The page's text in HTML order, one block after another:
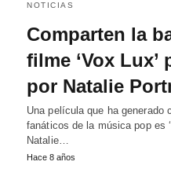
NOTICIAS
Comparten la
filme ‘Vox
por Natalie
Una película que ha generado
fanáticos de la música pop es
Natalie…
Hace 8 años